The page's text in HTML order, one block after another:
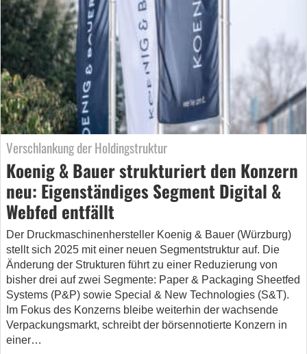
Verschlankung der Holdingstruktur
Koenig & Bauer strukturiert den Konzern
neu: Eigenständiges Segment Digital &
Webfed entfällt
Der Druckmaschinenhersteller Koenig & Bauer (Würzburg)
stellt sich 2025 mit einer neuen Segmentstruktur auf. Die
Änderung der Strukturen führt zu einer Reduzierung von
bisher drei auf zwei Segmente: Paper & Packaging Sheetfed
Systems (P&P) sowie Special & New Technologies (S&T).
Im Fokus des Konzerns bleibe weiterhin der wachsende
Verpackungsmarkt, schreibt der börsennotierte Konzern in
einer…